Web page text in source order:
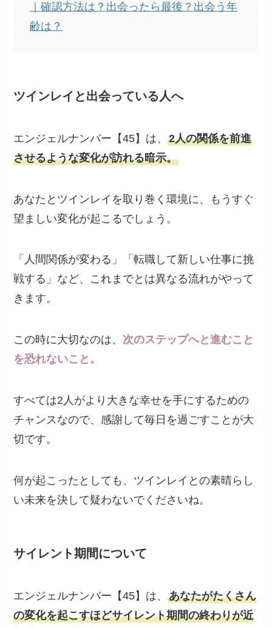
｜確認方法は？出会ったら最後？出会う年
齢は？
ツインレイと出会っている人へ
エンジェルナンバー【45】は、2人の関係を前進
させるような変化が訪れる暗示。
あなたとツインレイを取り巻く環境に、もうすぐ
望ましい変化が起こるでしょう。
「人間関係が変わる」「転職して新しい仕事に挑
戦する」など、これまでとは異なる流れがやって
きます。
この時に大切なのは、 次のステップへと進むこと
を恐れないこと。
すべては2人がより大きな幸せを手にするための
チャンスなので、感謝して毎日を過ごすことが大
切です。
何が起こったとしても、ツインレイとの素晴らし
い未来を決して疑わないでくださいね。
サイレント期間について
エンジェルナンバー【45】は、あなたがたくさん
の変化を起こすほどサイレント期間の終わりが近